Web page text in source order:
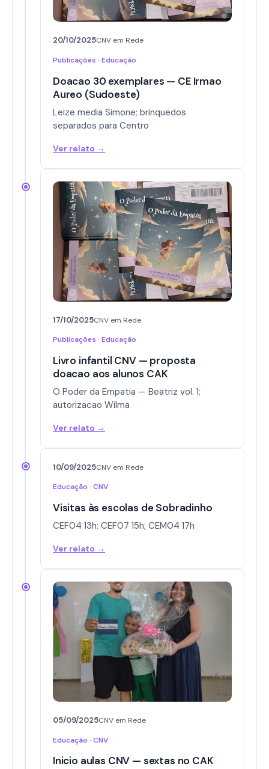
20/10/2025CNV em Rede
Publicações · Educação
Doacao 30 exemplares — CE Irmao
Aureo (Sudoeste)
Leize media Simone; brinquedos
separados para Centro
Ver relato →
17/10/2025CNV em Rede
Publicações · Educação
Livro infantil CNV — proposta
doacao aos alunos CAK
O Poder da Empatia — Beatriz vol. 1;
autorizacao Wilma
Ver relato →
10/09/2025CNV em Rede
Educação · CNV
Visitas às escolas de Sobradinho
CEF04 13h; CEF07 15h; CEM04 17h
Ver relato →
05/09/2025CNV em Rede
Educação · CNV
Inicio aulas CNV — sextas no CAK